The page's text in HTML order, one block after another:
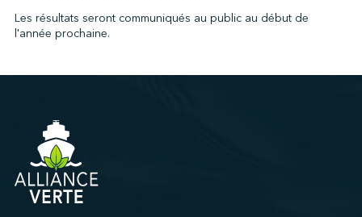
Les résultats seront communiqués au public au début de
l'année prochaine.